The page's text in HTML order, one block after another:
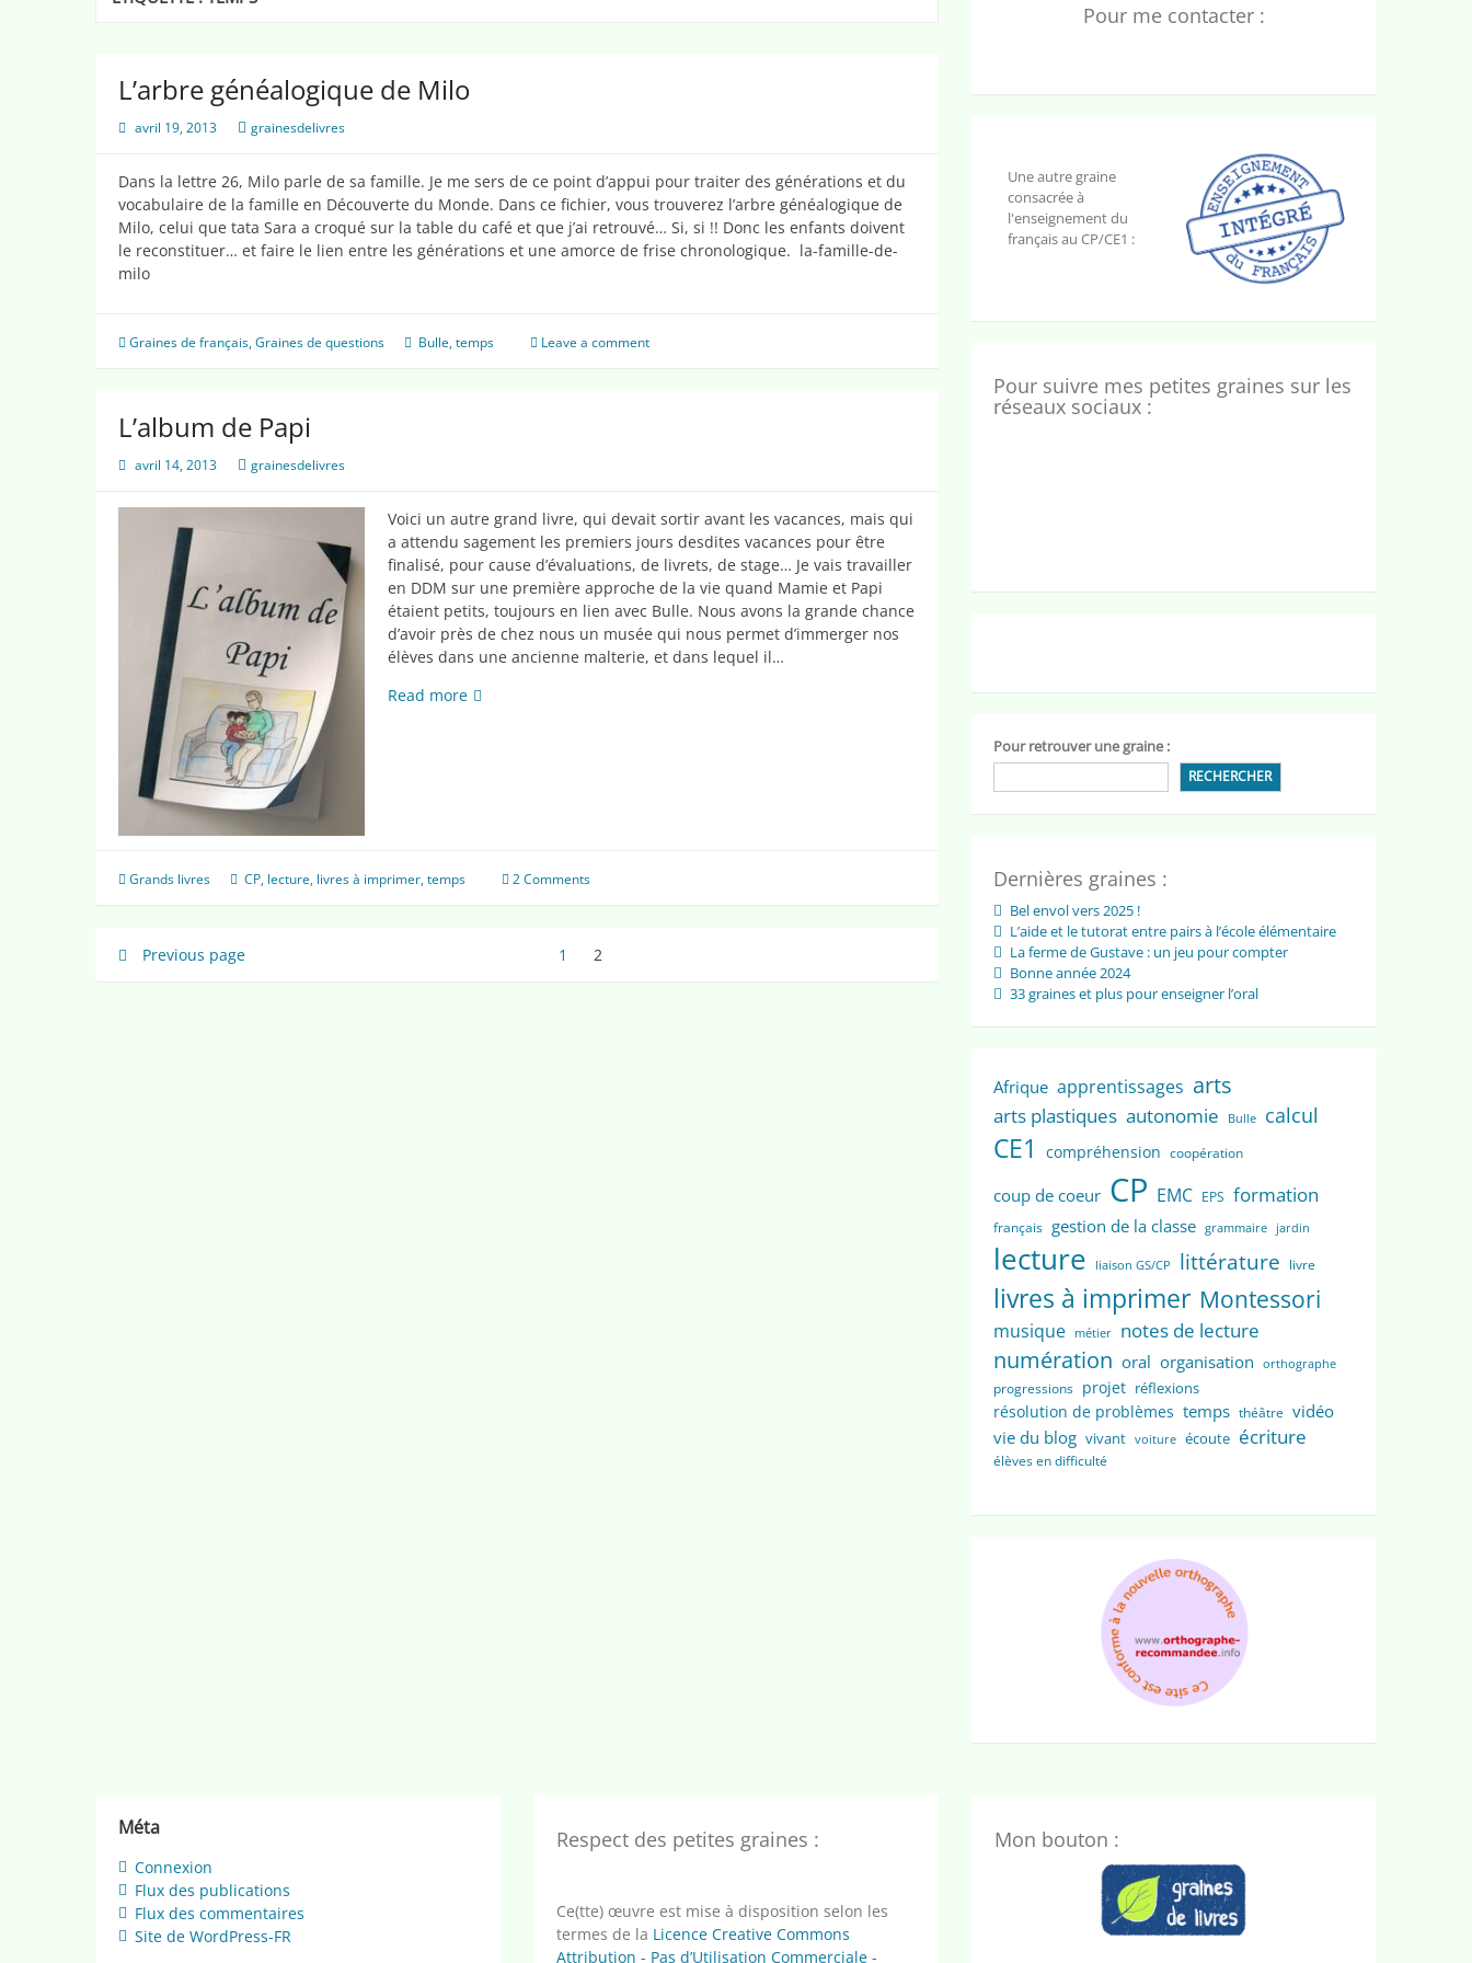
L’arbre généalogique de Milo
avril 19, 2013 grainesdelivres
Dans la lettre 26, Milo parle de sa famille. Je me sers de ce point d’appui pour traiter des générations et du
vocabulaire de la famille en Découverte du Monde. Dans ce fichier, vous trouverez l’arbre généalogique de
Milo, celui que tata Sara a croqué sur la table du café et que j’ai retrouvé… Si, si !! Donc les enfants doivent
le reconstituer… et faire le lien entre les générations et une amorce de frise chronologique. la-famille-de-
milo
Graines de français,Graines de questions Bulle,temps Leave a comment
L’album de Papi
avril 14, 2013 grainesdelivres
Voici un autre grand livre, qui devait sortir avant les vacances, mais qui
a attendu sagement les premiers jours desdites vacances pour être
finalisé, pour cause d’évaluations, de livrets, de stage… Je vais travailler
en DDM sur une première approche de la vie quand Mamie et Papi
étaient petits, toujours en lien avec Bulle. Nous avons la grande chance
d’avoir près de chez nous un musée qui nous permet d’immerger nos
élèves dans une ancienne malterie, et dans lequel il…
Read moreL’album
Grands livres CP, lecture, livres à imprimer,temps 2 Comments
Pagination
des
Previous page Page
1 2
Pour me contacter :
Une autre graine
consacrée à
l'enseignement du
français au CP/CE1 :
Pour suivre mes petites graines sur les
réseaux sociaux :
Pour retrouver une graine :
RECHERCHER
Dernières graines :
Bel envol vers 2025 !
L’aide et le tutorat entre pairs à l’école élémentaire
La ferme de Gustave : un jeu pour compter
Bonne année 2024
33 graines et plus pour enseigner l’oral
Afrique apprentissages arts
arts plastiques autonomie Bulle calcul
CE1 compréhension coopération
coup de coeur CP EMC EPS formation
français gestion de la classe grammaire jardin
lecture liaison GS/CP littérature livre
livres à imprimer Montessori
musique métier notes de lecture
numération oral organisation orthographe
progressions projet réflexions
résolution de problèmes temps théâtre vidéo
vie du blog vivant voiture écoute écriture
élèves en difficulté
Méta
Connexion
Flux des publications
Flux des commentaires
Site de WordPress-FR
Respect des petites graines :
Ce(tte) œuvre est mise à disposition selon les
termes de la Licence Creative Commons
Attribution - Pas d’Utilisation Commerciale -
Mon bouton :